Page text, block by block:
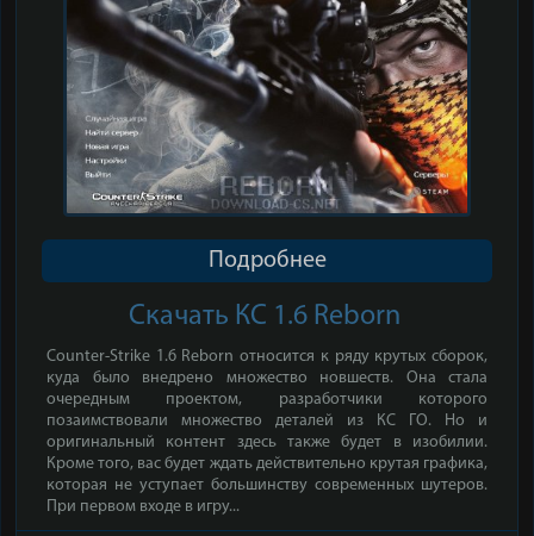
Скачать КС 1.6 Reborn
Counter-Strike 1.6 Reborn относится к ряду крутых сборок,
куда было внедрено множество новшеств. Она стала
очередным проектом, разработчики которого
позаимствовали множество деталей из КС ГО. Но и
оригинальный контент здесь также будет в изобилии.
Кроме того, вас будет ждать действительно крутая графика,
которая не уступает большинству современных шутеров.
При первом входе в игру...
Подробнее